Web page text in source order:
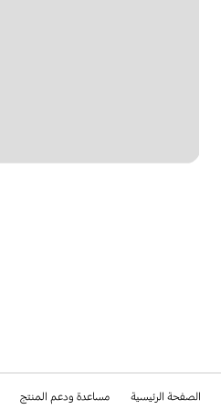
الصفحة الرئيسية مساعدة ودعم المنتج